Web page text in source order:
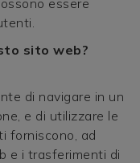
essere
sito web?
di navigare in un
e di utilizzare le
forniscono, ad
e i trasferimenti di